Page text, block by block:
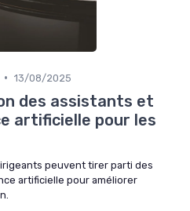
• 13/08/2025
des assistants et
artificielle pour les
peuvent tirer parti des
artificielle pour améliorer